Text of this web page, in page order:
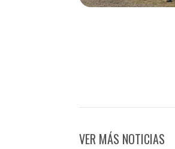
VER MÁS NOTICIAS